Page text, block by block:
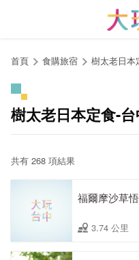
首頁 食購旅宿 樹太老日本
樹太老日本定食-
共有 268 項結果
福爾摩沙草
3.74 公里